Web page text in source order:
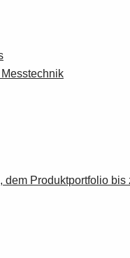
Produktportfolio